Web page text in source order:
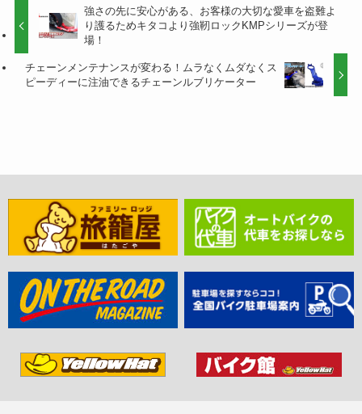
強さの先に安心がある、お客様の大切な愛車を盗難よ
り護るためキタコより強靭ロックKMPシリーズが登
場！
チェーンメンテナンスが変わる！ムラなくムダなくス
ピーディーに注油できるチェーンルブリケーター